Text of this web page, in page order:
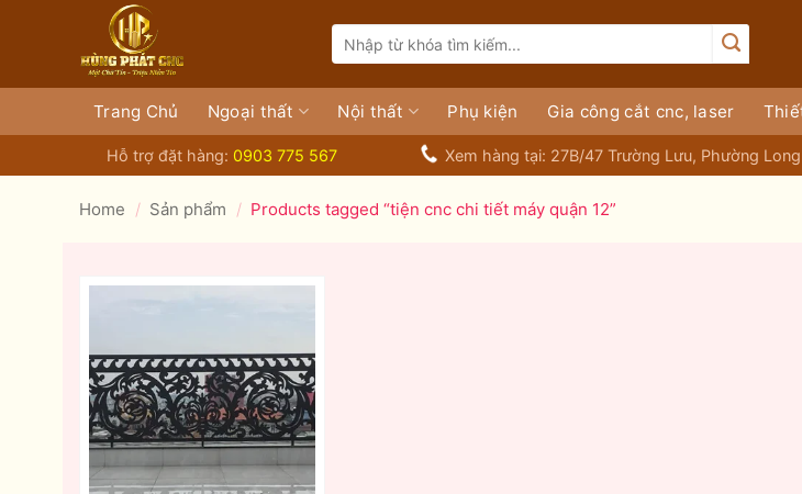
dung
for:
Trang Chủ Ngoại thất Nội thất Phụ kiện Gia công cắt cnc, laser
Hỗ trợ đặt hàng: 0903 775 567 Xem hàng tại: 27B/47 Trường Lưu, Phường
Home / Sản phẩm / Products tagged “tiện cnc chi tiết máy quận 12”